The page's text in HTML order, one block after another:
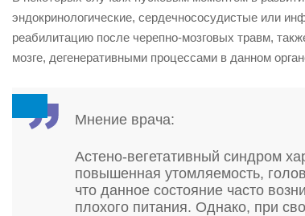
эндокринологические, сердечнососудистые или
реабилитацию после черепно-мозговых травм,
мозге, дегенеративными процессами в данном
Мнение врача:
Астено-вегетативный синдром
повышенная утомляемость,
что данное состояние часто
плохого питания. Однако, при